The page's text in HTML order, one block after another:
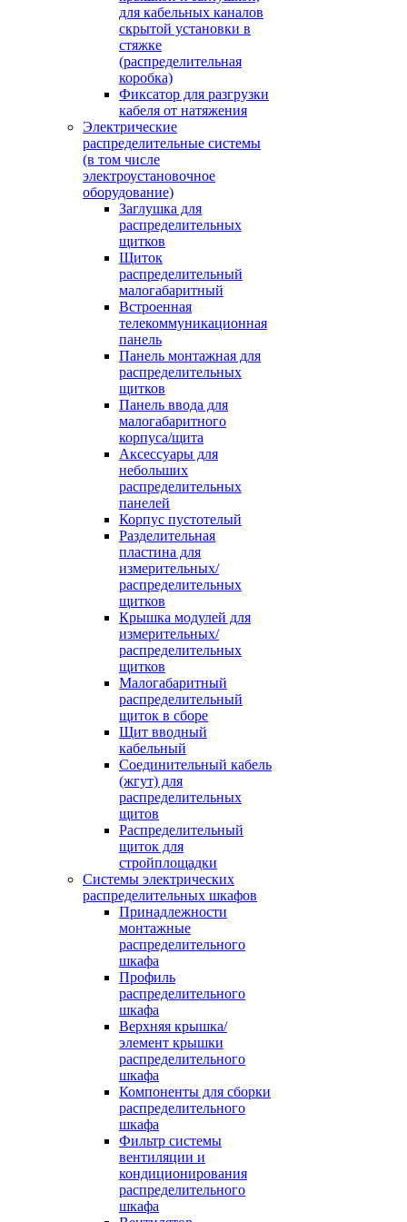
для кабельных каналов
скрытой установки в
стяжке
(распределительная
коробка)
Фиксатор для разгрузки
кабеля от натяжения
Электрические
распределительные системы
(в том числе
электроустановочное
оборудование)
Заглушка для
распределительных
щитков
Щиток
распределительный
малогабаритный
Встроенная
телекоммуникационная
панель
Панель монтажная для
распределительных
щитков
Панель ввода для
малогабаритного
корпуса/щита
Аксессуары для
небольших
распределительных
панелей
Корпус пустотелый
Разделительная
пластина для
измерительных/
распределительных
щитков
Крышка модулей для
измерительных/
распределительных
щитков
Малогабаритный
распределительный
щиток в сборе
Щит вводный
кабельный
Соединительный кабель
(жгут) для
распределительных
щитов
Распределительный
щиток для
стройплощадки
Системы электрических
распределительных шкафов
Принадлежности
монтажные
распределительного
шкафа
Профиль
распределительного
шкафа
Верхняя крышка/
элемент крышки
распределительного
шкафа
Компоненты для сборки
распределительного
шкафа
Фильтр системы
вентиляции и
кондиционирования
распределительного
шкафа